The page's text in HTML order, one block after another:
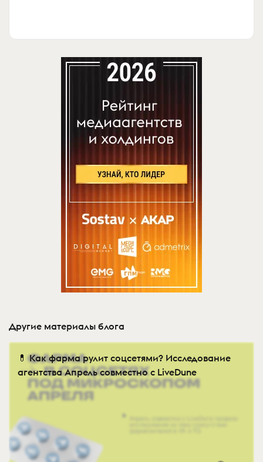
Другие материалы блога
💊 Как фарма рулит соцсетями? Исследование
агентства Апрель совместно с LiveDune